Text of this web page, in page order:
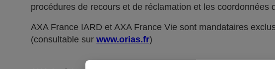
procédures de recours et de réclamation et les
AXA France IARD et AXA France Vie sont mandataires
(consultable sur www.orias.fr)